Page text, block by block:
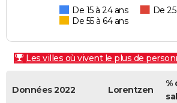
De 15 à 24 ans
De
De 55 à 64 ans
Les villes où vivent le plus de
Données 2022 Lorentzen
%